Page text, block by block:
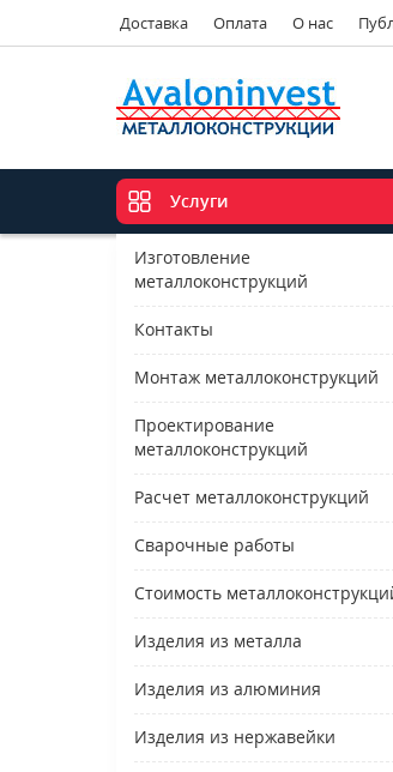
Доставка Оплата О нас
Услуги
Изготовление
металлоконструкций
Контакты
Монтаж металлоконструкций
Проектирование
металлоконструкций
Расчет металлоконструкций
Сварочные работы
Стоимость
Изделия из металла
Изделия из алюминия
Изделия из нержавейки